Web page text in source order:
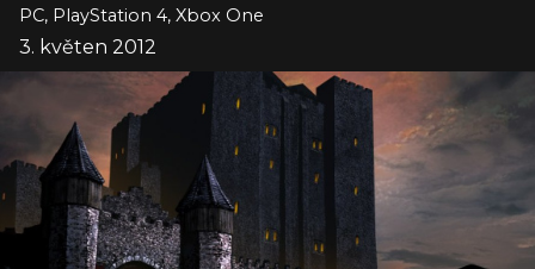
PC, PlayStation 4, Xbox One
3. květen 2012